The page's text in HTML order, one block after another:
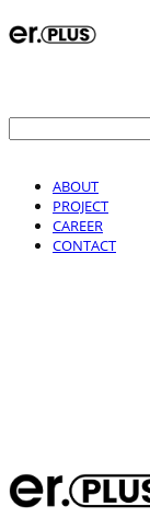
ABOUT
PROJECT
CAREER
CONTACT